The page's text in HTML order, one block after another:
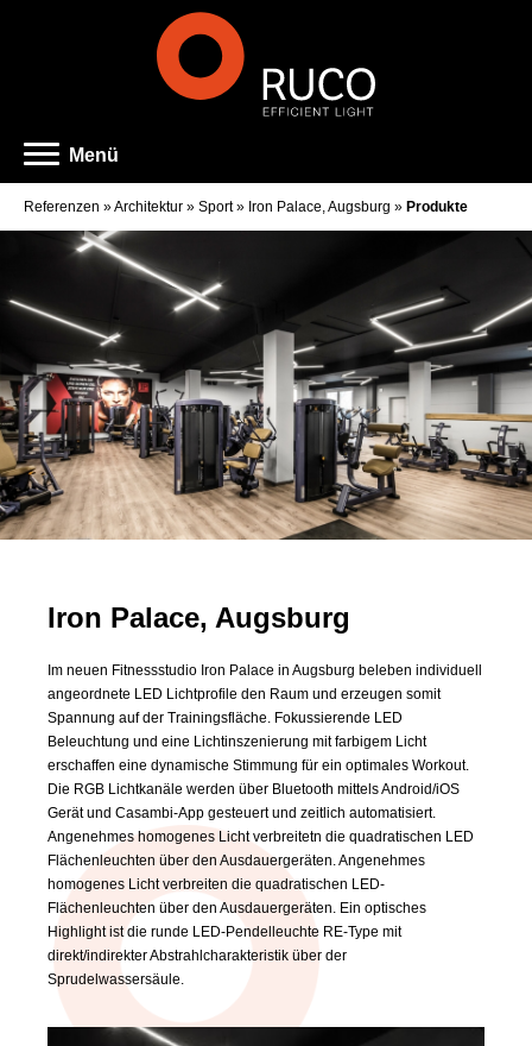
Menü
Referenzen »Architektur » Sport» Iron Palace, Augsburg » Produkte
Iron Palace, Augsburg
Im neuen Fitnessstudio Iron Palace in Augsburg beleben individuell
angeordnete LED Lichtprofile den Raum und erzeugen somit
Spannung auf der Trainingsfläche. Fokussierende LED
Beleuchtung und eine Lichtinszenierung mit farbigem Licht
erschaffen eine dynamische Stimmung für ein optimales Workout.
Die RGB Lichtkanäle werden über Bluetooth mittels Android/iOS
Gerät und Casambi-App gesteuert und zeitlich automatisiert.
Angenehmes homogenes Licht verbreitetn die quadratischen LED
Flächenleuchten über den Ausdauergeräten. Angenehmes
homogenes Licht verbreiten die quadratischen LED-
Flächenleuchten über den Ausdauergeräten. Ein optisches
Highlight ist die runde LED-Pendelleuchte RE-Type mit
direkt/indirekter Abstrahlcharakteristik über der
Sprudelwassersäule.